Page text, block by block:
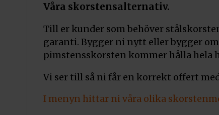
Våra skorstensalternativ.
Till er kunder som behöver
garanti. Bygger ni nytt eller bygger
pimstensskorsten kommer hålla hela
Vi ser till så ni får en korrekt offert
I menyn hittar ni våra olika